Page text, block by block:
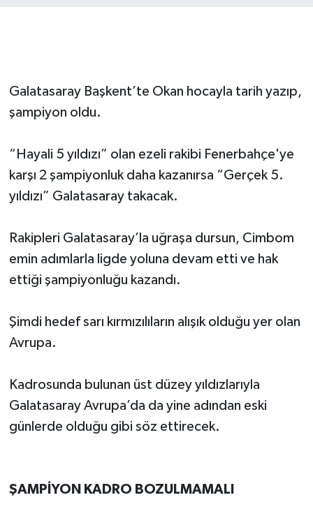
Galatasaray Başkent’te Okan hocayla tarih yazıp,
şampiyon oldu.
“Hayali 5 yıldızı” olan ezeli rakibi Fenerbahçe'ye
karşı 2 şampiyonluk daha kazanırsa “Gerçek 5.
yıldızı” Galatasaray takacak.
Rakipleri Galatasaray’la uğraşa dursun, Cimbom
emin adımlarla ligde yoluna devam etti ve hak
ettiği şampiyonluğu kazandı.
Şimdi hedef sarı kırmızılıların alışık olduğu yer olan
Avrupa.
Kadrosunda bulunan üst düzey yıldızlarıyla
Galatasaray Avrupa’da da yine adından eski
günlerde olduğu gibi söz ettirecek.
ŞAMPİYON KADRO BOZULMAMALI